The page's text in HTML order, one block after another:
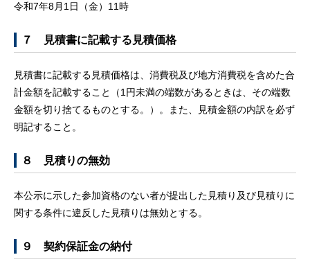
令和7年8月1日（金）11時
７ 見積書に記載する見積価格
見積書に記載する見積価格は、消費税及び地方消費税を含めた合
計金額を記載すること（1円未満の端数があるときは、その端数
金額を切り捨てるものとする。）。また、見積金額の内訳を必ず
明記すること。
８ 見積りの無効
本公示に示した参加資格のない者が提出した見積り及び見積りに
関する条件に違反した見積りは無効とする。
９ 契約保証金の納付